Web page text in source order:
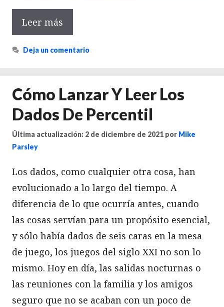
Leer más
Deja un comentario
Cómo Lanzar Y Leer Los
Dados De Percentil
Última actualización: 2 de diciembre de 2021 por Mike
Parsley
Los dados, como cualquier otra cosa, han
evolucionado a lo largo del tiempo. A
diferencia de lo que ocurría antes, cuando
las cosas servían para un propósito esencial,
y sólo había dados de seis caras en la mesa
de juego, los juegos del siglo XXI no son lo
mismo. Hoy en día, las salidas nocturnas o
las reuniones con la familia y los amigos
seguro que no se acaban con un poco de